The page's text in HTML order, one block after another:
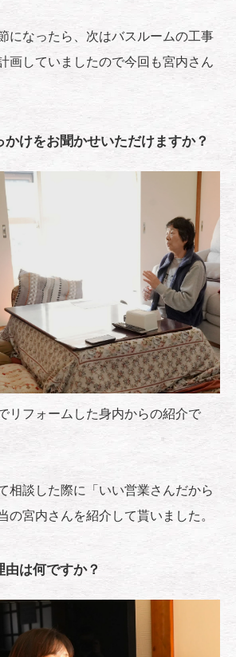
になったら、次はバスルームの工事
画していましたので今回も宮内さん
けをお聞かせいただけますか？
リフォームした身内からの紹介で
相談した際に「いい営業さんだから
の宮内さんを紹介して貰いました。
由は何ですか？